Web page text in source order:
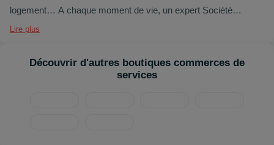
logement… A chaque moment de vie, un expert Société
Générale est là ! La Société Générale a à cœur de vous
également présente lorsque vous avez besoin d'être conseillé,
que vous soyez un particulier, un professionnel ou un jeune
Lire plus
Découvrir d'autres boutiques commerces de
services